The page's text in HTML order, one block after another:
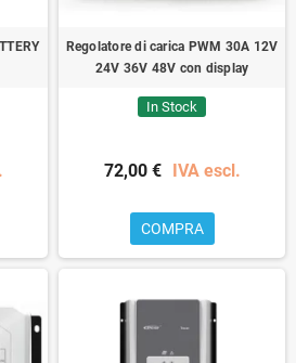
Regolatore di carica PWM 30A 12V
24V 36V 48V con display
In Stock
72,00 € IVA escl.
COMPRA